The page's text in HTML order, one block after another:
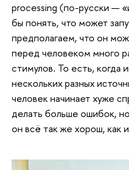
processing (по-русски —
бы понять, что может
предполагаем, что он
перед человеком много
стимулов. То есть, когда
нескольких разных
человек начинает хуже
делать больше ошибок,
он всё так же хорош, как